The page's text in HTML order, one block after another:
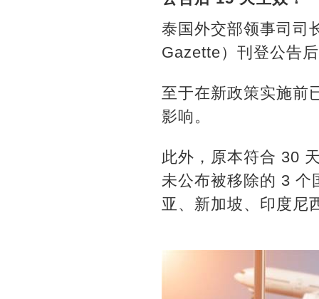
泰国外交部领事司司
Gazette）刊登公告
至于在新政策实施前
影响。
此外，原本符合 30
未公布被移除的 3 个
亚、新加坡、印度尼